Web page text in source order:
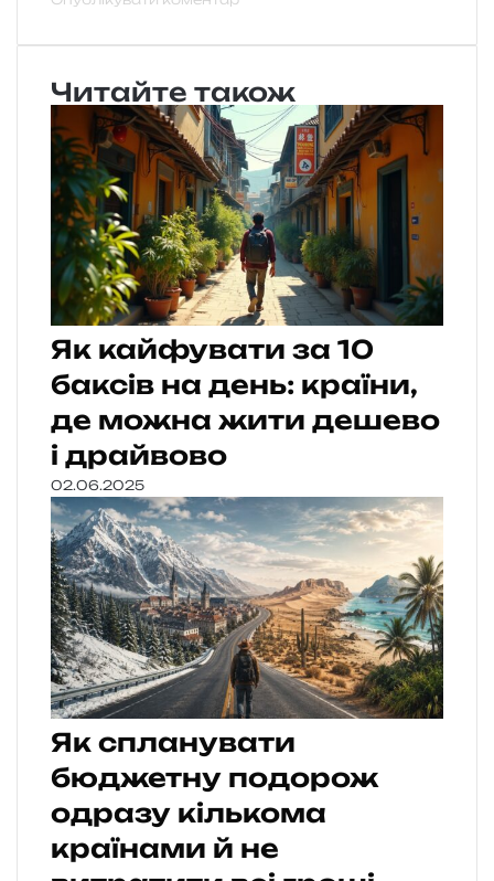
Читайте також
Як кайфувати за 10
баксів на день: країни,
де можна жити дешево
і драйвово
02.06.2025
Як спланувати
бюджетну подорож
одразу кількома
країнами й не